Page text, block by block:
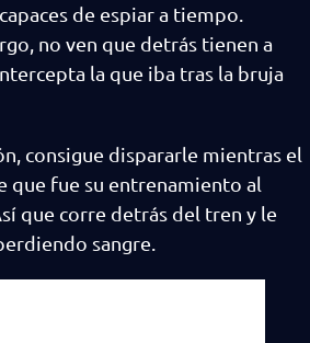
de espiar a tiempo.
no ven que detrás tienen a
la que iba tras la bruja
consigue dispararle mientras el
que fue su entrenamiento al
que corre detrás del tren y le
sangre.